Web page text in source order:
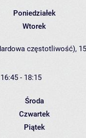
Poniedziałek
Wtorek
częstotliwość),
- 18:15
Środa
Czwartek
Piątek